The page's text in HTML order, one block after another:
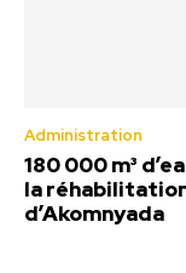
Administration
180 000 m³
la
d’Akomnyada